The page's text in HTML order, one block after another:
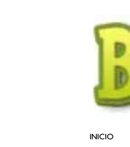
INICIO